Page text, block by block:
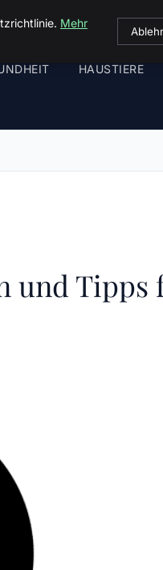
HAUSTIERE
und Tipps
Mehr